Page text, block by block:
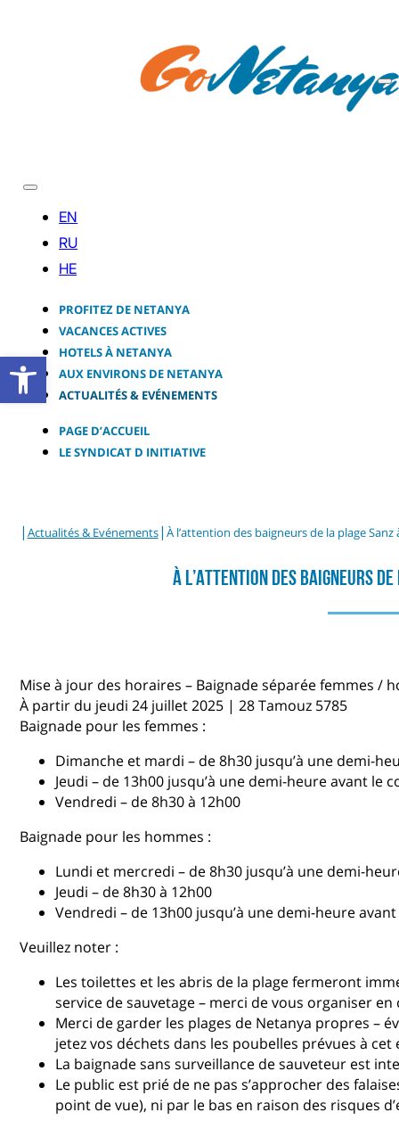
Ouvrir la barre d’outils
PROFITEZ DE NETANYA
VACANCES ACTIVES
HOTELS À NETANYA
AUX ENVIRONS DE NETANYA
ACTUALITÉS & EVÉNEMENTS
PAGE D’ACCUEIL
LE SYNDICAT D INITIATIVE
| Actualités & Evénements| À l’attention des baigneurs de la plage Sanz
À L’attention Des Baigneurs
Mise à jour des horaires – Baignade séparée femmes /
À partir du jeudi 24 juillet 2025 | 28 Tamouz 5785
Baignade pour les femmes :
Dimanche et mardi – de 8h30 jusqu’à une demi-
Jeudi – de 13h00 jusqu’à une demi-heure avant le
Vendredi – de 8h30 à 12h00
​Baignade pour les hommes :
Lundi et mercredi – de 8h30 jusqu’à une demi-
Jeudi – de 8h30 à 12h00
Vendredi – de 13h00 jusqu’à une demi-heure
Veuillez noter :
Les toilettes et les abris de la plage fermeront
service de sauvetage – merci de vous organiser en
Merci de garder les plages de Netanya propres –
jetez vos déchets dans les poubelles prévues à cet
La baignade sans surveillance de sauveteur est
Le public est prié de ne pas s’approcher des
point de vue), ni par le bas en raison des risques